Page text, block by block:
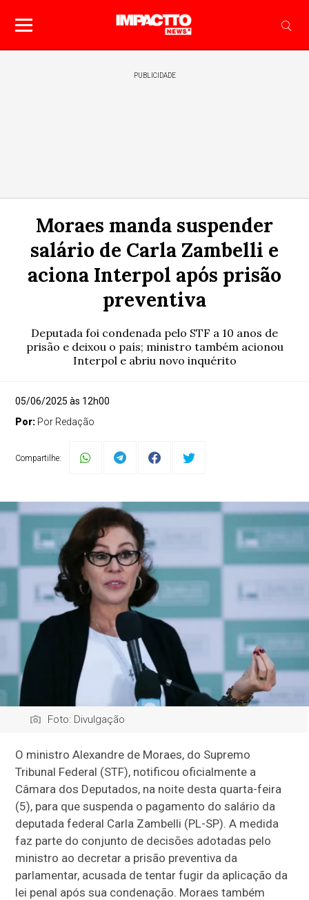
PUBLICIDADE
Moraes manda suspender
salário de Carla Zambelli e
aciona Interpol após prisão
preventiva
Deputada foi condenada pelo STF a 10 anos de
prisão e deixou o país; ministro também acionou
Interpol e abriu novo inquérito
05/06/2025 às 12h00
Por: Por Redação
Compartilhe:
Foto: Divulgação
O ministro Alexandre de Moraes, do Supremo
Tribunal Federal (STF), notificou oficialmente a
Câmara dos Deputados, na noite desta quarta-feira
(5), para que suspenda o pagamento do salário da
deputada federal Carla Zambelli (PL-SP). A medida
faz parte do conjunto de decisões adotadas pelo
ministro ao decretar a prisão preventiva da
parlamentar, acusada de tentar fugir da aplicação da
lei penal após sua condenação. Moraes também